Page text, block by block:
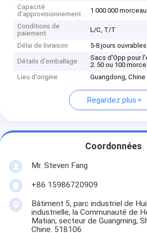
Capacité
d'approvisionnement
1 000 000
Conditions de
paiement
L/C, T/T
Délai de livraison 5-8 jours ouvrables
Détails d'emballage
Sacs d'Opp pour
2. 50 ou 100
Lieu d'origine
Guangdong, Chine
Regardez plus
Coordonnées
Mr. Steven Fang
+86 15986720909
Bâtiment 5, parc industriel de
industrielle, la Communauté de
Matian, secteur de Guangming,
Chine. 518106